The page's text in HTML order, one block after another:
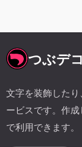
つぶデコ
文字を装飾した
ービスです。作
で利用できます。